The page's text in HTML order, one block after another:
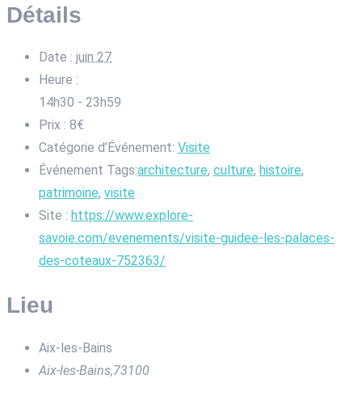
Détails
Date : juin 27
Heure :
14h30 - 23h59
Prix : 8€
Catégorie d’Événement: Visite
Événement Tags:architecture, culture, histoire,
patrimoine, visite
Site : https://www.explore-
savoie.com/evenements/visite-guidee-les-palaces-
des-coteaux-752363/
Lieu
Aix-les-Bains
Aix-les-Bains,73100